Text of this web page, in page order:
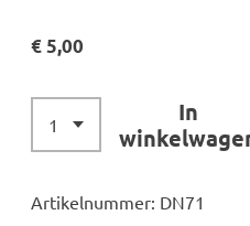
€ 5,00
In
Artikelnummer: DN71